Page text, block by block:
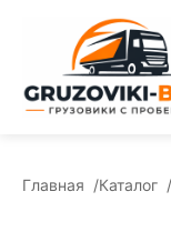
Главная Каталог